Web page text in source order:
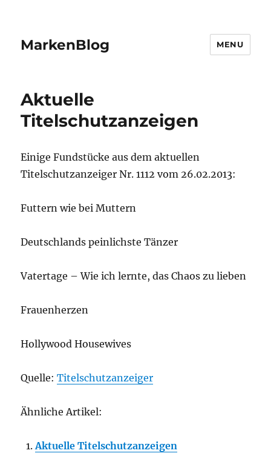
MarkenBlog MENU
Aktuelle
Titelschutzanzeigen
Einige Fundstücke aus dem aktuellen
Titelschutzanzeiger Nr. 1112 vom 26.02.2013:
Futtern wie bei Muttern
Deutschlands peinlichste Tänzer
Vatertage – Wie ich lernte, das Chaos zu lieben
Frauenherzen
Hollywood Housewives
Quelle:Titelschutzanzeiger
Ähnliche Artikel:
Aktuelle Titelschutzanzeigen